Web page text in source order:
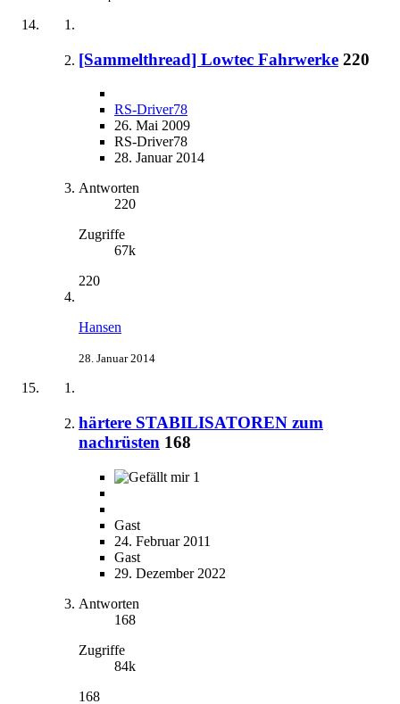
[Sammelthread] Lowtec Fahrwerke 220
RS-Driver78
26. Mai 2009
RS-Driver78
28. Januar 2014
Antworten
220
Zugriffe
67k
220
Hansen
28. Januar 2014
härtere STABILISATOREN zum
nachrüsten 168
1
Gast
24. Februar 2011
Gast
29. Dezember 2022
Antworten
168
Zugriffe
84k
168